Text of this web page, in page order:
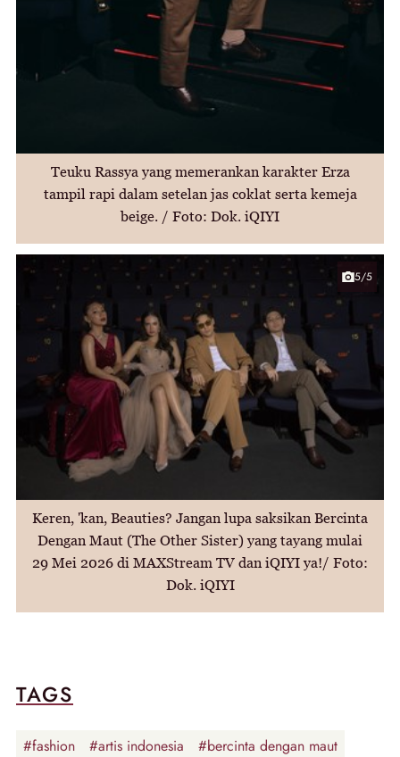
Teuku Rassya yang memerankan karakter Erza
tampil rapi dalam setelan jas coklat serta kemeja
beige. / Foto: Dok. iQIYI
5/5
Keren, 'kan, Beauties? Jangan lupa saksikan Bercinta
Dengan Maut (The Other Sister) yang tayang mulai
29 Mei 2026 di MAXStream TV dan iQIYI ya!/ Foto:
Dok. iQIYI
TAGS
#fashion #artis indonesia
#bercinta dengan maut